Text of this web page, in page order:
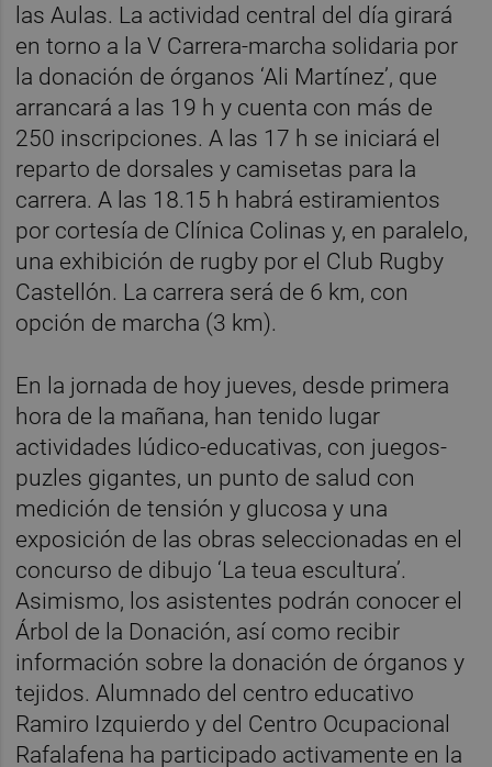
las Aulas. La actividad central del día girará
en torno a la V Carrera-marcha solidaria por
la donación de órganos ‘Ali Martínez’, que
arrancará a las 19 h y cuenta con más de
250 inscripciones. A las 17 h se iniciará el
reparto de dorsales y camisetas para la
carrera. A las 18.15 h habrá estiramientos
por cortesía de Clínica Colinas y, en paralelo,
una exhibición de rugby por el Club Rugby
Castellón. La carrera será de 6 km, con
opción de marcha (3 km).
En la jornada de hoy jueves, desde primera
hora de la mañana, han tenido lugar
actividades lúdico-educativas, con juegos-
puzles gigantes, un punto de salud con
medición de tensión y glucosa y una
exposición de las obras seleccionadas en el
concurso de dibujo ‘La teua escultura’.
Asimismo, los asistentes podrán conocer el
Árbol de la Donación, así como recibir
información sobre la donación de órganos y
tejidos. Alumnado del centro educativo
Ramiro Izquierdo y del Centro Ocupacional
Rafalafena ha participado activamente en la